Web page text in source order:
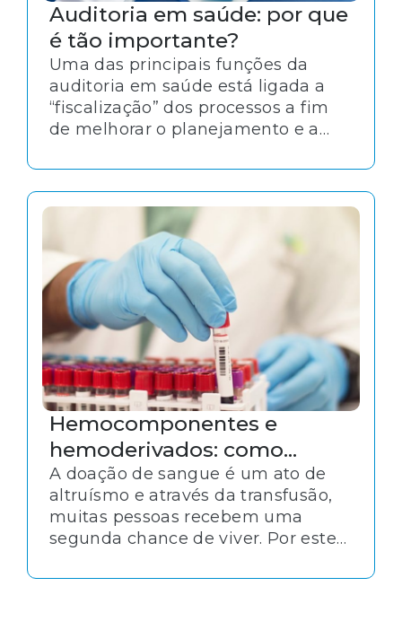
Auditoria em saúde: por que
é tão importante?
Uma das principais funções da
auditoria em saúde está ligada a
“fiscalização” dos processos a fim
de melhorar o planejamento e a
sejam elas em clínicas, postos de
saúde, laboratórios ou hospitais de
grande porte. Mas afinal, como
podemos definir o significado de
“auditoria”?
Hemocomponentes e
hemoderivados: como
garantir a qualidade de
armazenamento
A doação de sangue é um ato de
altruísmo e através da transfusão,
muitas pessoas recebem uma
segunda chance de viver. Por este
hemoderivados são materiais que